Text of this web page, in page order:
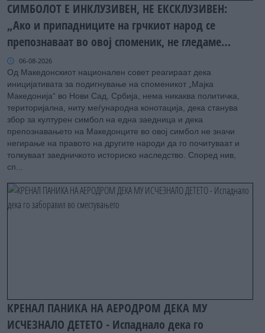
СИМБОЛОТ Е ИНКЛУЗИВЕН, НЕ ЕКСКЛУЗИВЕН:
„Ако и припадниците на грчкиот народ се
препознаваат во овој споменик, не гледаме
никаква пречка во тоа“
06-08-2026
Од Македонскиот национален совет реагираат дека
иницијативата за подигнување на споменикот „Мајка
Македонија“ во Нови Сад, Србија, нема никаква политичка,
територијална, ниту меѓународна конотација, дека станува
збор за културен симбол на една заедница и дека
препознавањето на Македонците во овој симбол не значи
негирање на правото на другите народи да го почитуваат и
толкуваат заедничкото историско наследство. Според нив,
сп...
КРЕНАЛ ПАНИКА НА АЕРОДРОМ ДЕКА МУ
ИСЧЕЗНАЛО ДЕТЕТО - Испаднало дека го